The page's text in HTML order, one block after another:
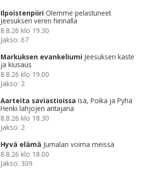
Ilpoistenpiiri Olemme pelastuneet
Jeesuksen veren hinnalla
8.8.26 klo 19.30
Jakso: 67
Markuksen evankeliumi Jeesuksen kaste
ja kiusaus
8.8.26 klo 19.00
Jakso: 2
Aarteita saviastioissa Isä, Poika ja Pyhä
Henki lahjojen antajana
8.8.26 klo 18.30
Jakso: 2
Hyvä elämä Jumalan voima meissä
8.8.26 klo 18.00
Jakso: 309